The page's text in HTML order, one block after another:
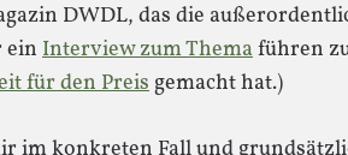
DWDL, das die
ein Interview zum Themaführen
für den Preisgemacht hat.)